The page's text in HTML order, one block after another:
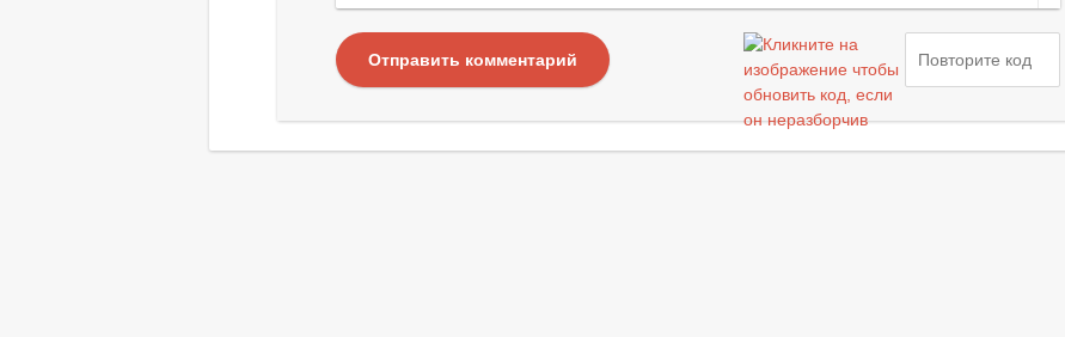
Отправить комментарий